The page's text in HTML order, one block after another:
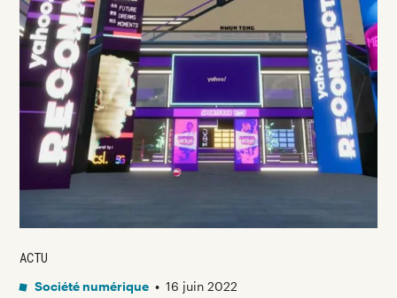
ACTU
Société numérique • 16 juin 2022